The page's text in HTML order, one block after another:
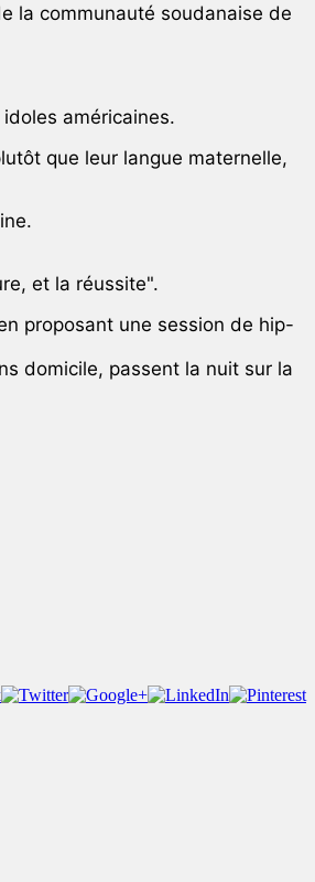
la communauté soudanaise de
américaines.
que leur langue maternelle,
et la réussite".
proposant une session de hip-
domicile, passent la nuit sur la